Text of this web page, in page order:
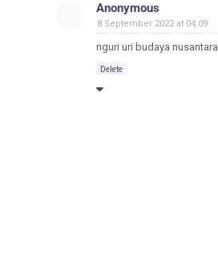
Anonymous
8 September 2022 at 04:09
nguri uri budaya nusantara
Delete